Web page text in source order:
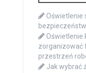
Oświetlenie
Oświetlenie
zorganizować
przestrzeń
Jak wybrać